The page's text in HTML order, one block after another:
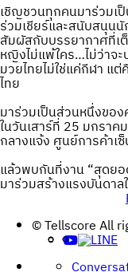
เชิญชวนทุกคนมาร่วมเป็
ร่วมเชียร์และสนับสนุน
สัมผัสกับบรรยากาศที่เ
หญิงไม่แพ้ใคร…ไม่ว่าจ
มวยไทยไม่ใช่แค่กีฬา แ
ไทย
มาร่วมเป็นส่วนหนึ่งขอ
ในวันเสาร์ที่ 25 มกรา
กลางแจ้ง ศูนย์การค้าเ
แล้วพบกันที่งาน “สุดย
มาร่วมสร้างแรงบันดาล
Post
navigation
© Tellscore All